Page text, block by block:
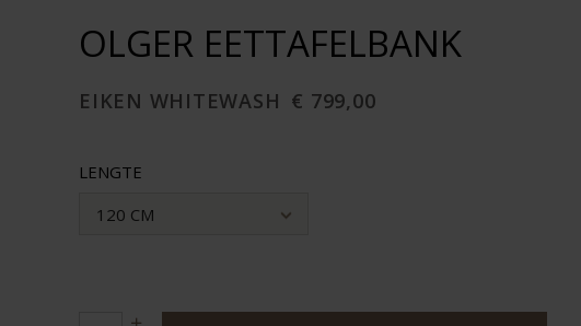
OLGER EETTAFELBANK
EIKEN WHITEWASH € 799,00
LENGTE
120 CM